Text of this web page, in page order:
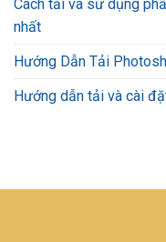
Cách tải và sử dụng
nhất
Hướng Dẫn Tải
Hướng dẫn tải và cài